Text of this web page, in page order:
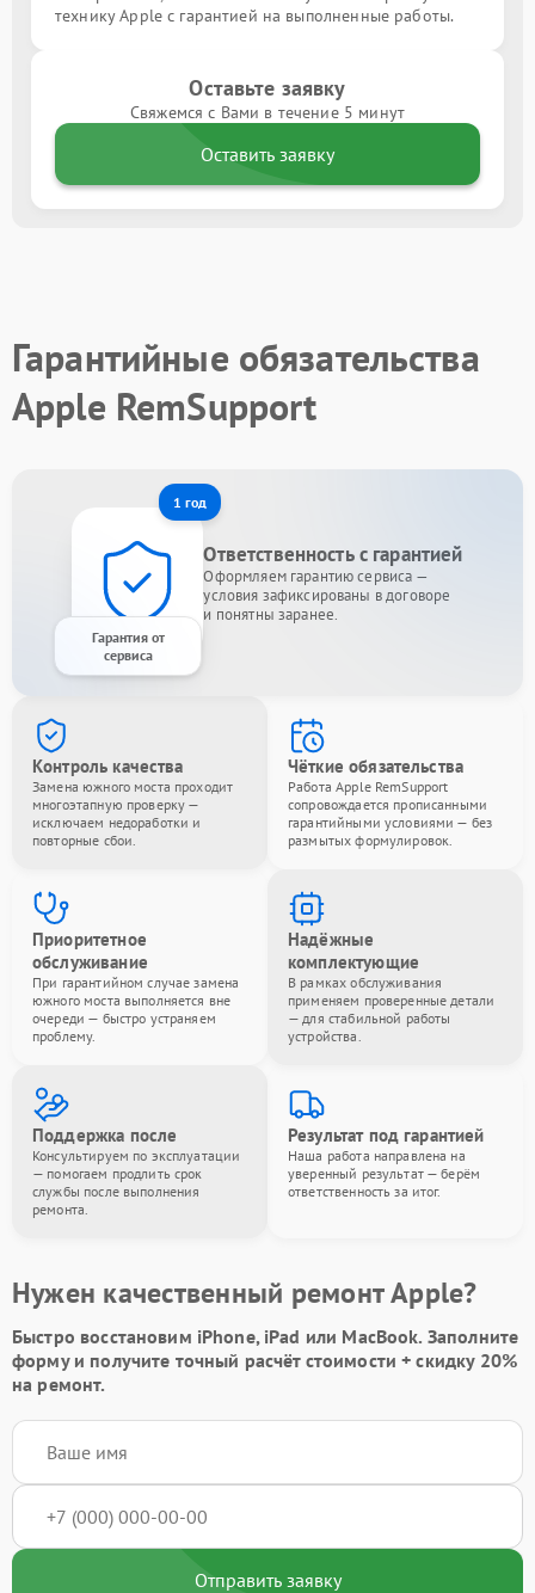
технику Apple с гарантией на выполненные работы.
Оставьте заявку
Свяжемся с Вами в течение 5 минут
Оставить заявку
Гарантийные обязательства
Apple RemSupport
1 год
Гарантия от
сервиса
Ответственность с гарантией
Оформляем гарантию сервиса —
условия зафиксированы в договоре
и понятны заранее.
Контроль качества
Замена южного моста проходит
многоэтапную проверку —
исключаем недоработки и
повторные сбои.
Чёткие обязательства
Работа Apple RemSupport
сопровождается прописанными
гарантийными условиями — без
размытых формулировок.
Приоритетное
обслуживание
При гарантийном случае замена
южного моста выполняется вне
очереди — быстро устраняем
проблему.
Надёжные
комплектующие
В рамках обслуживания
применяем проверенные детали
— для стабильной работы
устройства.
Поддержка после
Консультируем по эксплуатации
— помогаем продлить срок
службы после выполнения
ремонта.
Результат под гарантией
Наша работа направлена на
уверенный результат — берём
ответственность за итог.
Нужен качественный ремонт Apple?
Быстро восстановим iPhone, iPad или MacBook. Заполните
формуи получите точный расчёт стоимости +скидку 20%
на ремонт.
Отправить заявку